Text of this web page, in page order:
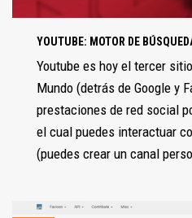
YOUTUBE: MOTOR DE
Youtube es hoy el tercer
Mundo (detrás de Google y
prestaciones de red social
el cual puedes interactuar
(puedes crear un canal